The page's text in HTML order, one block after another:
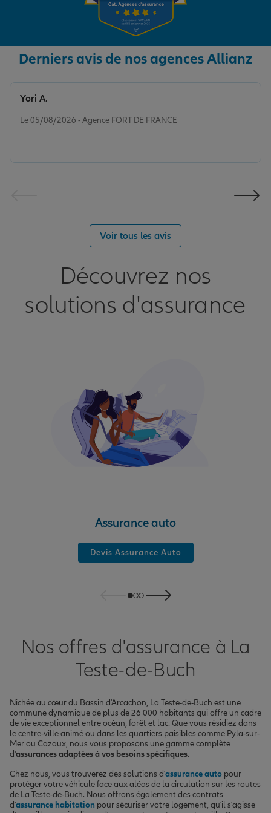
Derniers avis de nos agences Allianz
Le 05/08/2026 - Agence FORT DE FRANCE
Yori A.
Voir tous les avis
Découvrez nos
solutions d'assurance
Assurance auto
Devis Assurance Auto
Nos offres d'assurance à La
Teste-de-Buch
Nichée au cœur du Bassin d'Arcachon, La Teste-de-Buch est une
commune dynamique de plus de 26 000 habitants qui offre un cadre
de vie exceptionnel entre océan, forêt et lac. Que vous résidiez dans
le centre-ville animé ou dans les quartiers paisibles comme Pyla-sur-
Mer ou Cazaux, nous vous proposons une gamme complète
d'assurances adaptées à vos besoins spécifiques.
Chez nous, vous trouverez des solutions d'assurance auto pour
protéger votre véhicule face aux aléas de la circulation sur les routes
de La Teste-de-Buch. Nous offrons également des contrats
d'assurance habitation pour sécuriser votre logement, qu'il s'agisse